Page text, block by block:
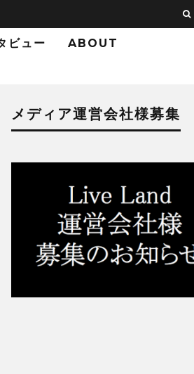
ビュー ABOUT
メディア運営会社様募集